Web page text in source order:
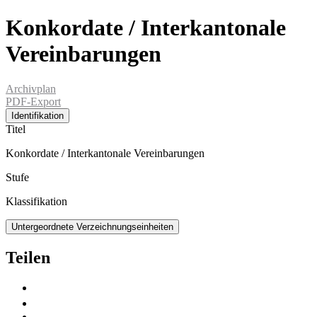
Konkordate / Interkantonale
Vereinbarungen
Archivplan
PDF-Export
Identifikation
Titel
Konkordate / Interkantonale Vereinbarungen
Stufe
Klassifikation
Untergeordnete Verzeichnungseinheiten
Teilen